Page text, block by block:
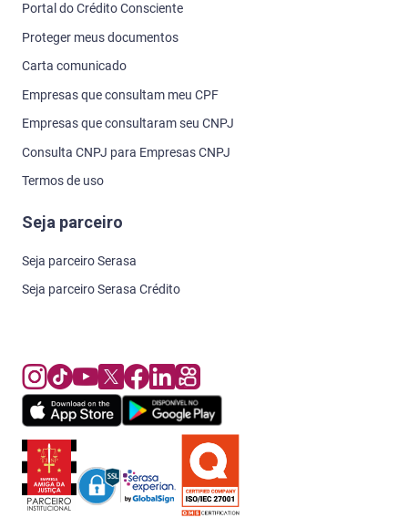
Portal do Crédito Consciente
Proteger meus documentos
Carta comunicado
Empresas que consultam meu CPF
Empresas que consultaram seu CNPJ
Consulta CNPJ para Empresas CNPJ
Termos de uso
Seja parceiro
Seja parceiro Serasa
Seja parceiro Serasa Crédito